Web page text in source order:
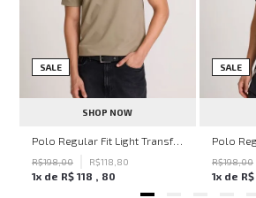
SALE
SHOP NOW
Polo Regular Fit Light Transfer Bege Médio John John Masculina
R$198,00 R$118 80
1x de R$ 118 80
SALE
R$198,00
1x de R$